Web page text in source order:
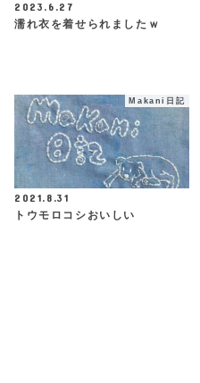
2023.6.27
濡れ衣を着せられましたｗ
Makani日記
2021.8.31
トウモロコシおいしい